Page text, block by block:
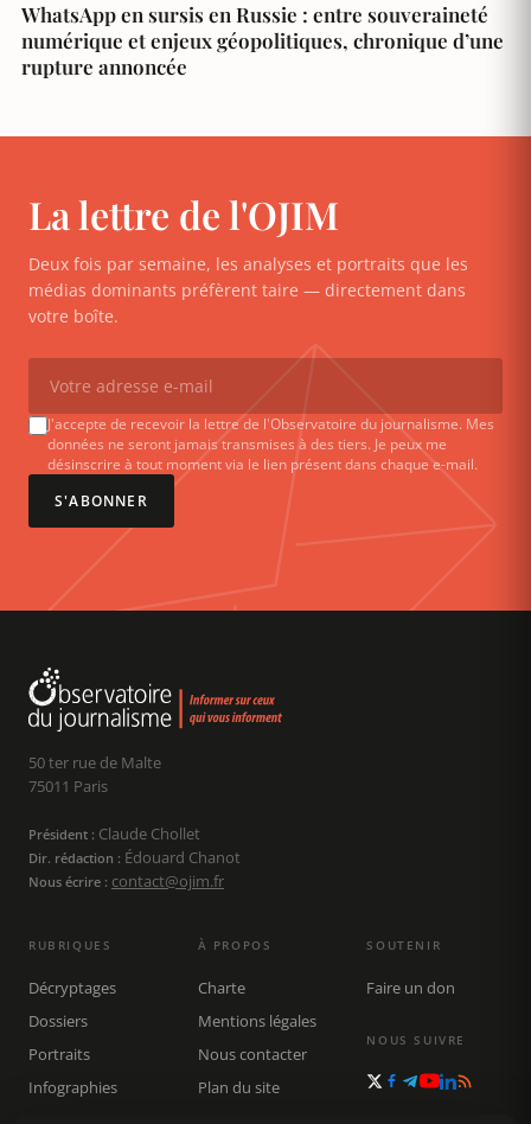
WhatsApp en sursis en Russie : entre souveraineté
numérique et enjeux géopolitiques, chronique d’une
rupture annoncée
La lettre de l'OJIM
Deux fois par semaine, les analyses et portraits que les
médias dominants préfèrent taire — directement dans
votre boîte.
J'accepte de recevoir la lettre de l'Observatoire du journalisme. Mes
données ne seront jamais transmises à des tiers. Je peux me
désinscrire à tout moment via le lien présent dans chaque e-mail.
S'ABONNER
50 ter rue de Malte
75011 Paris
Président : Claude Chollet
Dir. rédaction : Édouard Chanot
Nous écrire : contact@ojim.fr
RUBRIQUES
Décryptages
Dossiers
Portraits
Infographies
À PROPOS
Charte
Mentions légales
Nous contacter
Plan du site
SOUTENIR
Faire un don
NOUS SUIVRE